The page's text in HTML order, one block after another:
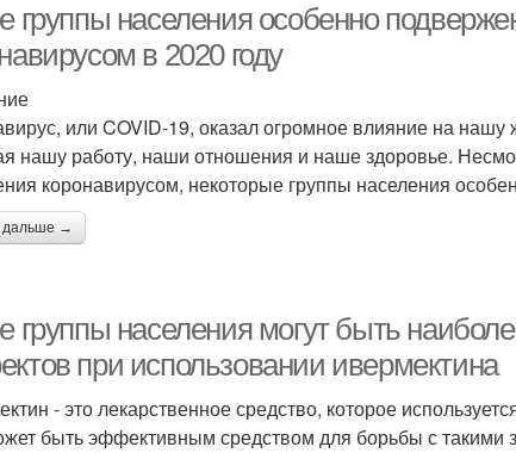
группы населения особенно
в 2020 году
или COVID-19, оказал огромное влияние на
нашу работу, наши отношения и наше здоровье.
коронавирусом, некоторые группы населения
дальше →
группы населения могут быть
при использовании ивермектина
- это лекарственное средство, которое
быть эффективным средством для борьбы с такими